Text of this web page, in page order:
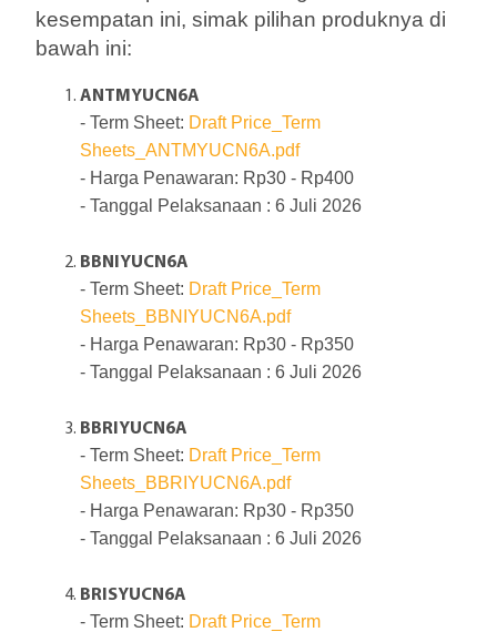
kesempatan ini, simak pilihan produknya di
bawah ini:
ANTMYUCN6A
- Term Sheet: Draft Price_Term
Sheets_ANTMYUCN6A.pdf
- Harga Penawaran: Rp30 - Rp400
- Tanggal Pelaksanaan : 6 Juli 2026
BBNIYUCN6A
- Term Sheet: Draft Price_Term
Sheets_BBNIYUCN6A.pdf
- Harga Penawaran: Rp30 - Rp350
- Tanggal Pelaksanaan : 6 Juli 2026
BBRIYUCN6A
- Term Sheet: Draft Price_Term
Sheets_BBRIYUCN6A.pdf
- Harga Penawaran: Rp30 - Rp350
- Tanggal Pelaksanaan : 6 Juli 2026
BRISYUCN6A
- Term Sheet: Draft Price_Term